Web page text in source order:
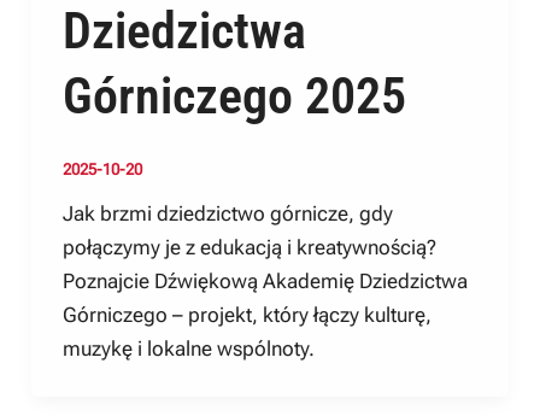
Dziedzictwa
Górniczego 2025
2025-10-20
Jak brzmi dziedzictwo górnicze, gdy
połączymy je z edukacją i kreatywnością?
Poznajcie Dźwiękową Akademię Dziedzictwa
Górniczego – projekt, który łączy kulturę,
muzykę i lokalne wspólnoty.